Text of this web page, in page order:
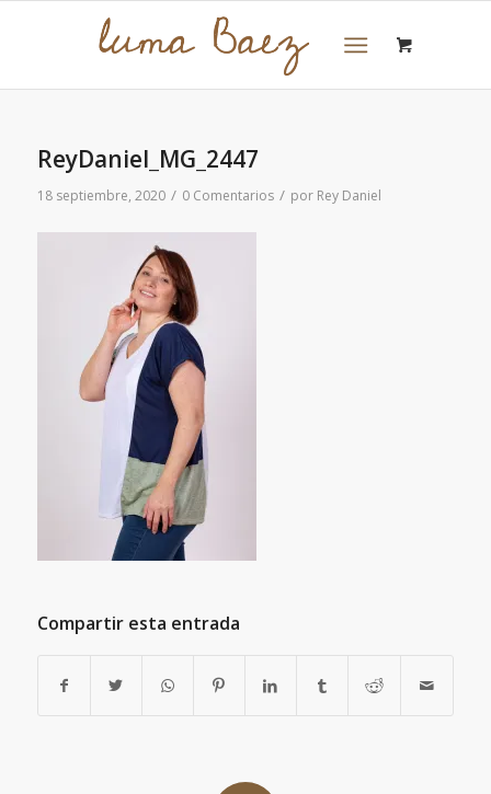
ReyDaniel_MG_2447
18 septiembre, 2020 / 0 Comentarios / por Rey Daniel
Compartir esta entrada